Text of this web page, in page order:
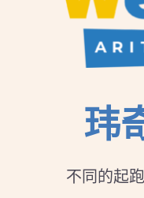
玮
不同的起